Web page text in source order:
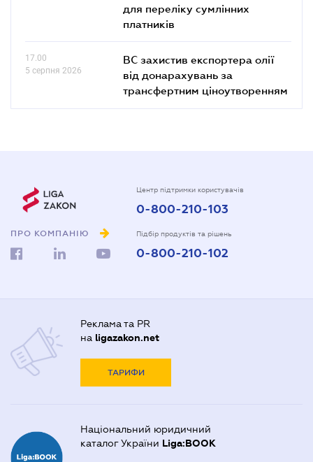
для переліку сумлінних
платників
17.00
5 серпня 2026
ВС захистив експортера олії
від донарахувань за
трансфертним ціноутворенням
ПРО КОМПАНІЮ
Центр підтримки користувачів
0-800-210-103
Підбір продуктів та рішень
0-800-210-102
Реклама та PR
на ligazakon.net
ТАРИФИ
Національний юридичний
каталог України Liga:BOOK